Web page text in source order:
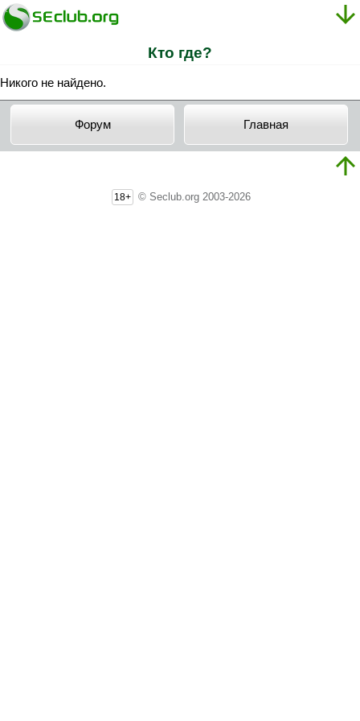
Кто где?
Никого не найдено.
Форум Главная
18+ © Seclub.org 2003-2026